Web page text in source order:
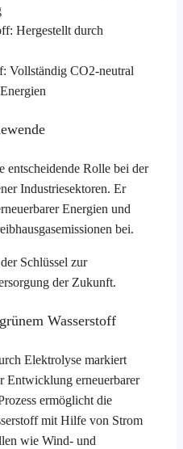
Hergestellt durch
Vollständig CO2-neutral
entscheidende Rolle bei der
Industriesektoren. Er
Energien und
bei.
Schlüssel zur
der Zukunft.
Wasserstoff
Elektrolyse markiert
Entwicklung erneuerbarer
ermöglicht die
mit Hilfe von Strom
wie Wind- und